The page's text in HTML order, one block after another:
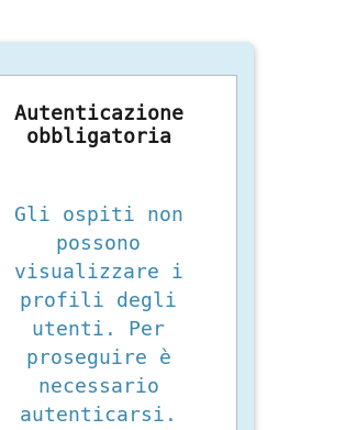
Autenticazione
obbligatoria
Gli ospiti non
possono
visualizzare i
profili degli
utenti. Per
proseguire è
necessario
autenticarsi.